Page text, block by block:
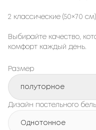
2 классические (50×70
Выбирайте качество,
комфорт каждый день.
Размер
полуторное
Дизайн постельного
Однотонное